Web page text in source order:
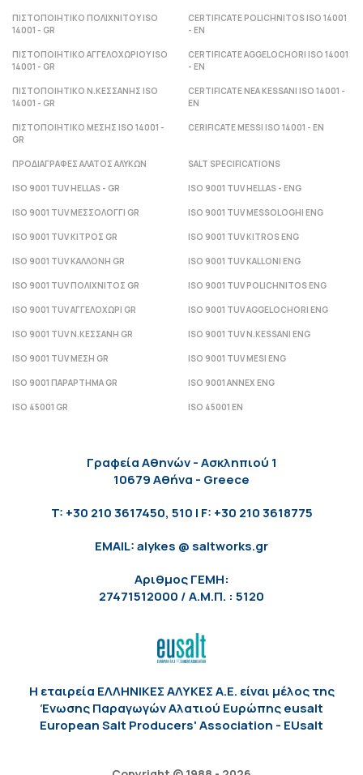
ΠΙΣΤΟΠΟΙΗΤΙΚΟ ΠΟΛΙΧΝΙΤΟΥ ISO
14001 - GR
CERTIFICATE POLICHNITOS ISO 14001
- ΕΝ
ΠΙΣΤΟΠΟΙΗΤΙΚΟ ΑΓΓΕΛΟΧΩΡΙΟΥ ISO
14001 - GR
CERTIFICATE AGGELOCHORI ISO 14001
- ΕΝ
ΠΙΣΤΟΠΟΙΗΤΙΚΟ Ν.ΚΕΣΣΑΝΗΣ ISO
14001 - GR
CERTIFICATE NEA KESSANI ISO 14001 -
ΕΝ
ΠΙΣΤΟΠΟΙΗΤΙΚΟ ΜΕΣΗΣ ISO 14001 -
GR
CERIFICATE MESSI ISO 14001 - ΕΝ
ΠΡΟΔΙΑΓΡΑΦΕΣ ΑΛΑΤΟΣ ΑΛΥΚΩΝ SALT SPECIFICATIONS
ISO 9001 TUV HELLAS - GR ISO 9001 TUV HELLAS - ENG
ISO 9001 TUV ΜΕΣΣΟΛΟΓΓΙ GR ISO 9001 TUV MESSOLOGHI ENG
ISO 9001 TUV ΚΙΤΡΟΣ GR ISO 9001 TUV KITROS ENG
ISO 9001 TUV ΚΑΛΛΟΝΗ GR ISO 9001 TUV KALLONI ENG
ISO 9001 TUV ΠΟΛΙΧΝΙΤΟΣ GR ISO 9001 TUV POLICHNITOS ENG
ISO 9001 TUV ΑΓΓΕΛΟΧΩΡΙ GR ISO 9001 TUV AGGELOCHORI ENG
ISO 9001 TUV Ν.ΚΕΣΣΑΝΗ GR ISO 9001 TUV N.KESSANI ENG
ISO 9001 TUV ΜΕΣΗ GR ISO 9001 TUV MESI ENG
ISO 9001 ΠΑΡΑΡΤΗΜΑ GR ISO 9001 ANNEX ENG
ISO 45001 GR ISO 45001 EN
Γραφεία Αθηνών - Ασκληπιού 1
10679 Αθήνα - Greece
T: +30 210 3617450, 510 | F: +30 210 3618775
EMAIL: alykes @ saltworks.gr
Αριθμος ΓΕΜΗ:
27471512000 / Α.Μ.Π. : 5120
Η εταιρεία ΕΛΛΗΝΙΚΕΣ ΑΛΥΚΕΣ Α.Ε. είναι μέλος της
Ένωσης Παραγωγών Αλατιού Ευρώπης eusalt
European Salt Producers' Association - EUsalt